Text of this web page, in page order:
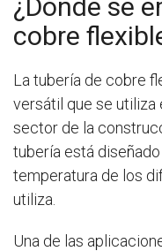
¿Dónde se
cobre
La tubería de cobre
versátil que se utiliza
sector de la
tubería está
temperatura de los
utiliza.
Una de las